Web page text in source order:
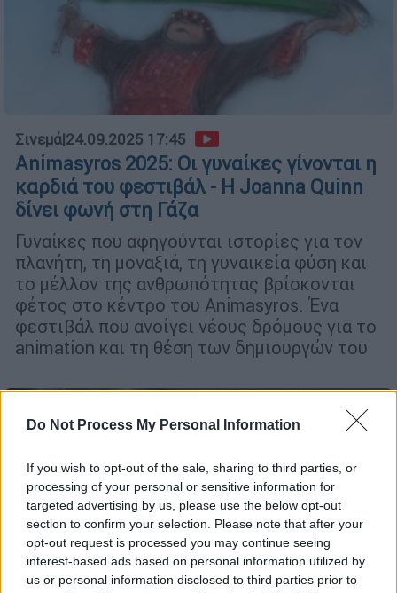
Do Not Process My Personal Information
If you wish to opt-out of the sale, sharing to third parties, or
processing of your personal or sensitive information for
targeted advertising by us, please use the below opt-out
section to confirm your selection. Please note that after your
opt-out request is processed you may continue seeing
interest-based ads based on personal information utilized by
us or personal information disclosed to third parties prior to
Σινεμά|24.09.2025 17:45
Animasyros 2025: Οι γυναίκες γίνονται η
καρδιά του φεστιβάλ - Η Joanna Quinn
δίνει φωνή στη Γάζα
Γυναίκες που αφηγούνται ιστορίες για τον
πλανήτη, τη μοναξιά, τη γυναικεία φύση και
το μέλλον της ανθρωπότητας βρίσκονται
φέτος στο κέντρο του Animasyros. Ένα
φεστιβάλ που ανοίγει νέους δρόμους για το
animation και τη θέση των δημιουργών του